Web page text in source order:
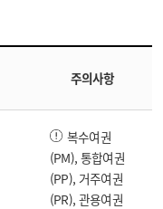
주의사항
복수여권
(PM), 통합여권
(PP), 거주여권
(PR), 관용여권